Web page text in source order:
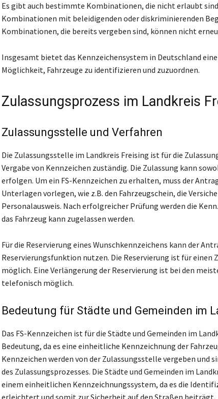
Es gibt auch bestimmte Kombinationen, die nicht erlaubt
Kombinationen mit beleidigenden oder diskriminierenden
Kombinationen, die bereits vergeben sind, können nicht
Insgesamt bietet das Kennzeichensystem in Deutschland
Möglichkeit, Fahrzeuge zu identifizieren und zuzuordnen.
Zulassungsprozess im Landkreis
Zulassungsstelle und Verfahren
Die Zulassungsstelle im Landkreis Freising ist für die
Vergabe von Kennzeichen zuständig. Die Zulassung kann
erfolgen. Um ein FS-Kennzeichen zu erhalten, muss der
Unterlagen vorlegen, wie z.B. den Fahrzeugschein, die
Personalausweis. Nach erfolgreicher Prüfung werden die
das Fahrzeug kann zugelassen werden.
Für die Reservierung eines Wunschkennzeichens kann der
Reservierungsfunktion nutzen. Die Reservierung ist für einen
möglich. Eine Verlängerung der Reservierung ist bei den
telefonisch möglich.
Bedeutung für Städte und Gemeinden im
Das FS-Kennzeichen ist für die Städte und Gemeinden im
Bedeutung, da es eine einheitliche Kennzeichnung der
Kennzeichen werden von der Zulassungsstelle vergeben und
des Zulassungsprozesses. Die Städte und Gemeinden im
einem einheitlichen Kennzeichnungssystem, da es die